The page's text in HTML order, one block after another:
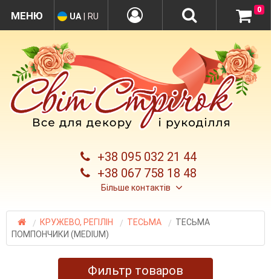
+38 095 032 21 44
+38 067 758 18 48
Більше контактів
UA RU
0
КРУЖЕВО, РЕГІЛІН ТЕСЬМА
ТЕСЬМА
ПОМПОНЧИКИ (MEDIUM)
Фильтр товаров